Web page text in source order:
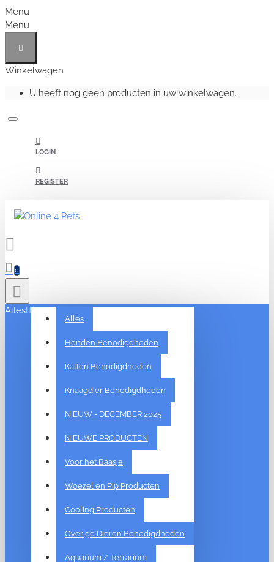
Menu
Menu
Winkelwagen
U heeft nog geen producten in uw winkelwagen.
LOGIN
REGISTER
0
Alles
Alles
Honden Benodigdheden
Katten Benodigdheden
Knaagdier Benodigdheden
NIEUW - DECEMBER 2025
NIEUWE PRODUCTEN
Voor het Baasje
Woezel en Pip Producten
Cooling Producten
Overige Dieren Benodigdheden
Aquarium / Terrarium